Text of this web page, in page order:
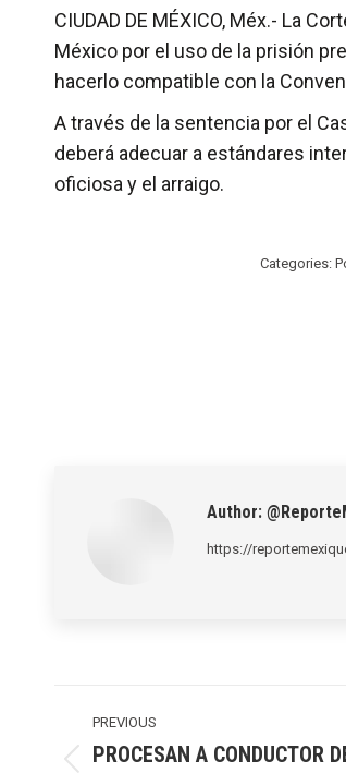
CIUDAD DE MÉXICO, Méx.- La
México por el uso de la prisión
hacerlo compatible con la
A través de la sentencia por el
deberá adecuar a estándares
oficiosa y el arraigo.
Categories:
Author:
https://
navigation
PREVIOUS
PROCESAN A CONDUCTOR